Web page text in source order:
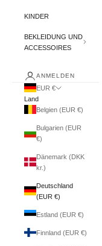
KINDER
BEKLEIDUNG UND
ACCESSOIRES
ANMELDEN
EUR €
Land
Belgien (EUR €)
Bulgarien (EUR
€)
Dänemark (DKK
kr.)
Deutschland
(EUR €)
Estland (EUR €)
Finnland (EUR €)